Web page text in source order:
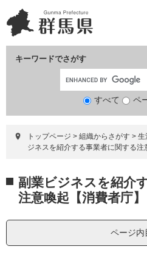
ー
ジ
ニ
ュ
て
キーワードでさがす
検
象
すべて ペ
トップページ > 組織からさがす > 生
ジネスを紹介する事業者に関する注
文 副業ビジネスを紹介
注意喚起【消費者庁】
ページ内